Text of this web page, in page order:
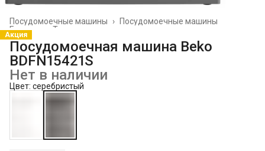
Посудомоечные машины
Посудомоечные машины
›
Техника для кухни
Главная
Акция
Посудомоечная машина Beko
BDFN15421S
Нет в наличии
Цвет: серебристый